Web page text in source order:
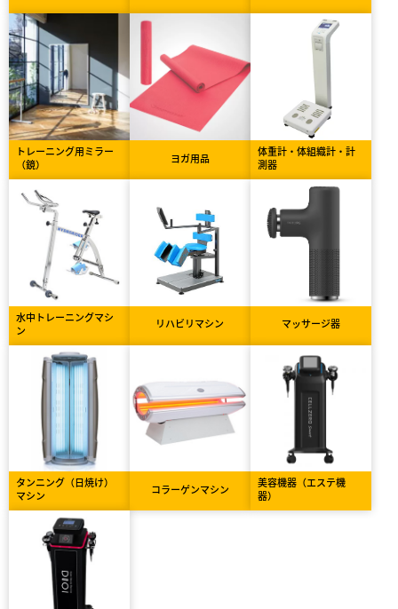
トレーニング用ミラー
（鏡）
ヨガ用品
体重計・体組織計・計
測器
水中トレーニングマシ
ン
リハビリマシン マッサージ器
タンニング（日焼け）
マシン
コラーゲンマシン
美容機器（エステ機
器）